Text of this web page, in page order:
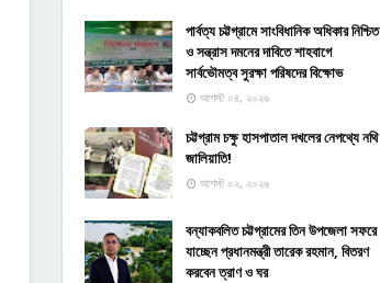
পার্বত্য চট্টগ্রামে সাংবিধানিক অধিকার নিশ্চিত
ও সন্ত্রাস দমনের দাবিতে শাহবাগে
সার্বভৌমত্ব সুরক্ষা পরিষদের বিক্ষোভ
আগস্ট ০৪, ২০২৬
চট্টগ্রাম চক্ষু হাসপাতাল দখলের নেপথ্যে নথি
জালিয়াতি!
আগস্ট ০২, ২০২৬
বন্যাকবলিত চট্টগ্রামের তিন উপজেলা সফরে
যাচ্ছেন প্রধানমন্ত্রী তারেক রহমান, বিতরণ
করবেন ত্রাণ ও ঘর